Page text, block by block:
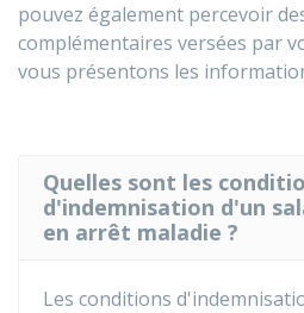
pouvez également percevoir
complémentaires versées par
vous présentons les
Quelles sont les
d'indemnisation d'un
en arrêt maladie ?
Les conditions